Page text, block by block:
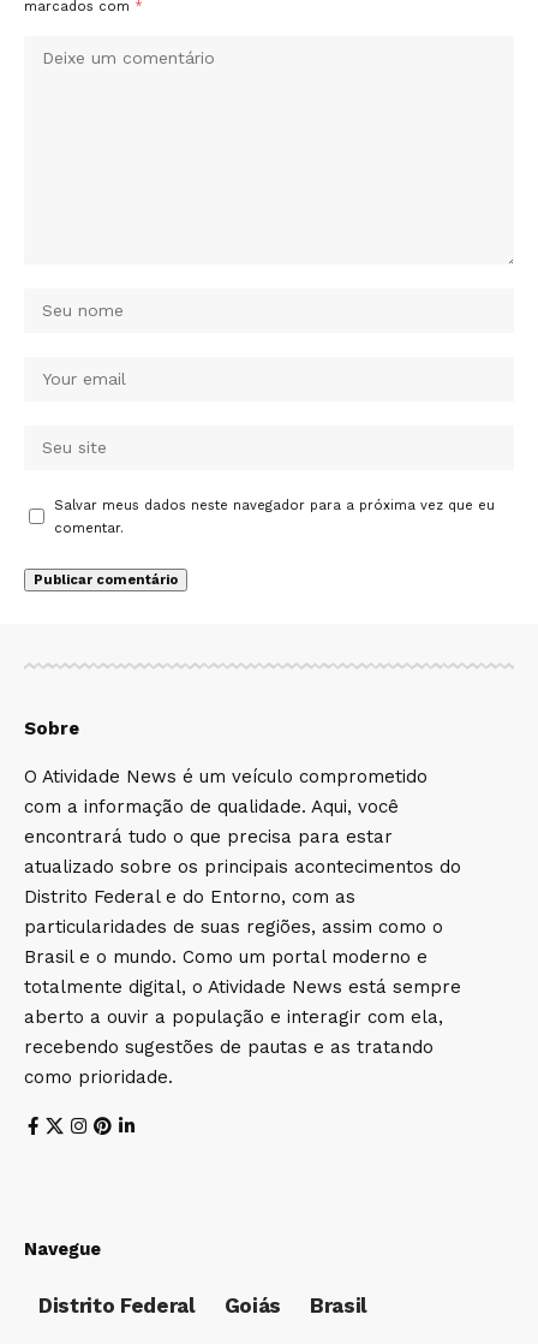
marcados com *
Salvar meus dados neste navegador para a próxima vez que eu
comentar.
Sobre
O Atividade News é um veículo comprometido
com a informação de qualidade. Aqui, você
encontrará tudo o que precisa para estar
atualizado sobre os principais acontecimentos do
Distrito Federal e do Entorno, com as
particularidades de suas regiões, assim como o
Brasil e o mundo. Como um portal moderno e
totalmente digital, o Atividade News está sempre
aberto a ouvir a população e interagir com ela,
recebendo sugestões de pautas e as tratando
como prioridade.
Navegue
Distrito Federal Goiás
Brasil